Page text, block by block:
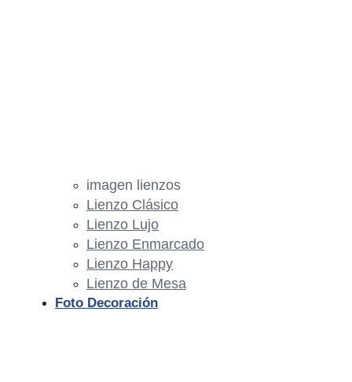
imagen lienzos
Lienzo Clásico
Lienzo Lujo
Lienzo Enmarcado
Lienzo Happy
Lienzo de Mesa
Foto Decoración